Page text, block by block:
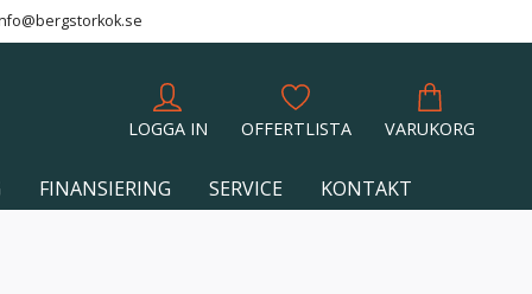
LOGGA IN OFFERTLISTA VARUKORG
FINANSIERING SERVICE KONTAKT